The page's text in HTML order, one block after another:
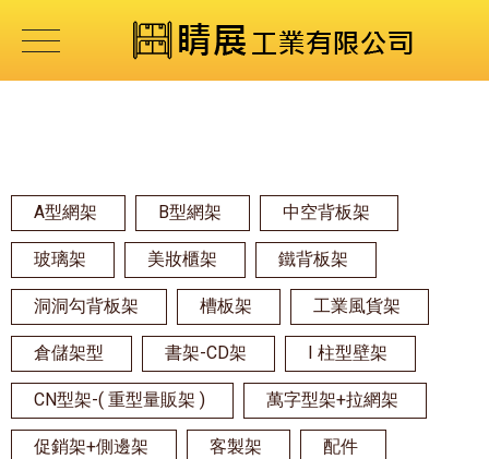
A型網架 B型網架 中空背板架
玻璃架 美妝櫃架 鐵背板架
洞洞勾背板架 槽板架 工業風貨架
倉儲架型 書架-CD架 I 柱型壁架
CN型架-( 重型量販架 ) 萬字型架+拉網架
促銷架+側邊架 客製架 配件